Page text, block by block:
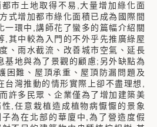
市土地取得不易,大量增加綠化面
式增加都市綠化面積已成為國際間
一環中,講師花了蠻多的篇幅介紹關
,其中較為入門的不外乎先推廣綠屋
、雨水截流、改善城市空氣、延長
基地與為了景觀的顧慮;另外缺點為
困難、屋頂承重、屋頂防漏問題及
台灣推動的情形實際上卻不盡理想,
許多民眾、企業僅為了增加建築美
,任意栽植造成植物病懨懨的景象
為在北部的華廈中,為了營造度假